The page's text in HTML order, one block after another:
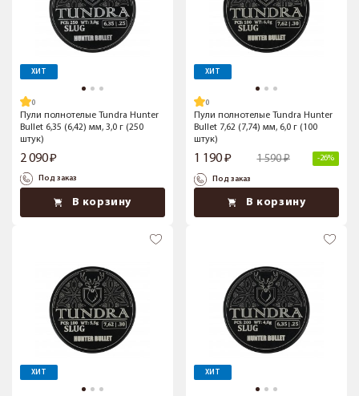
ХИТ
Пули полнотелые Tundra Hunter
Bullet 6,35 (6,42) мм, 3,0 г (250
штук)
2 090
Под заказ
В корзину
ХИТ
Пули полнотелые Tundra Hunter
Bullet 7,62 (7,74) мм, 6,0 г (100
штук)
1 190 1 590 -26%
Под заказ
В корзину
ХИТ ХИТ